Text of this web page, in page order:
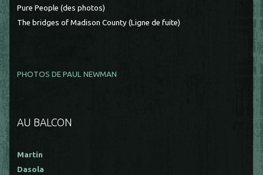
Pure People (des photos)
The bridges of Madison County (Ligne de fuite)
PHOTOS DE PAUL NEWMAN
AU BALCON
Martin
Dasola